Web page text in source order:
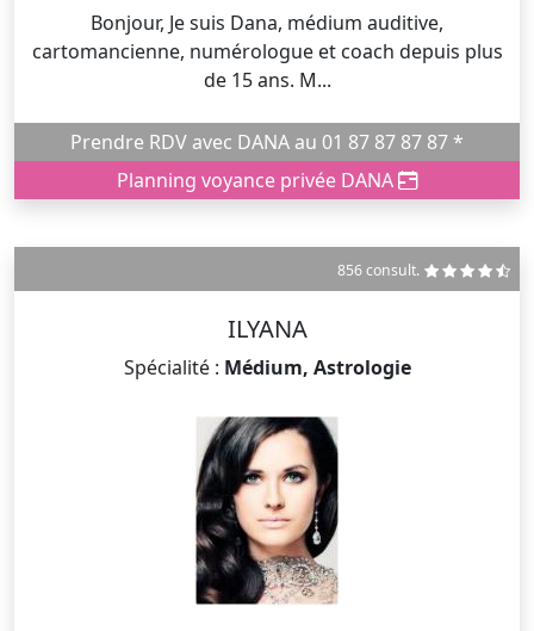
Bonjour, Je suis Dana, médium auditive,
cartomancienne, numérologue et coach depuis plus
de 15 ans. M...
Prendre RDV avec DANA au 01 87 87 87 87 *
Planning voyance privée DANA
856 consult.
ILYANA
Spécialité : Médium, Astrologie